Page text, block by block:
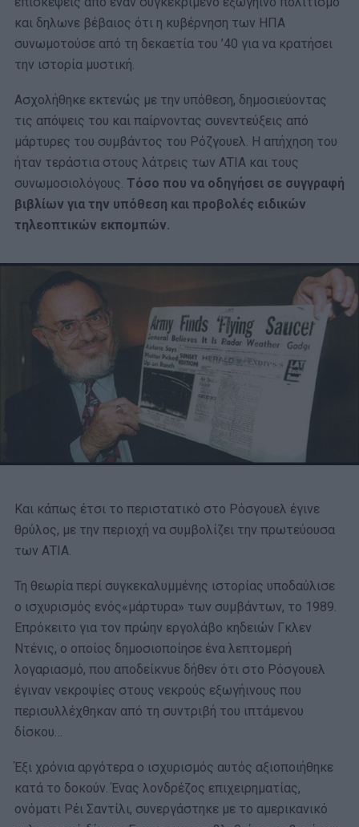
και δηλωνε βέβαιος ότι η κυβέρνηση των ΗΠΑ
συνωμοτούσε από τη δεκαετία του ’40 για να κρατήσει
την ιστορία μυστική.
Ασχολήθηκε εκτενώς με την υπόθεση, δημοσιεύοντας
τις απόψεις του και παίρνοντας συνεντεύξεις από
μάρτυρες του συμβάντος του Ρόζγουελ. Η απήχηση του
ήταν τεράστια στους λάτρεις των ΑΤΙΑ και τους
συνωμοσιολόγους. Τόσο που να οδηγήσει σε συγγραφή
βιβλίων για την υπόθεση και προβολές ειδικών
τηλεοπτικών εκπομπών.
Και κάπως έτσι το περιστατικό στο Ρόσγουελ έγινε
θρύλος, με την περιοχή να συμβολίζει την πρωτεύουσα
των ΑΤΙΑ.
Τη θεωρία περί συγκεκαλυμμένης ιστορίας υποδαύλισε
ο ισχυρισμός ενός«μάρτυρα» των συμβάντων, το 1989.
Επρόκειτο για τον πρώην εργολάβο κηδειών Γκλεν
Ντένις, ο οποίος δημοσιοποίησε ένα λεπτομερή
λογαριασμό, που αποδείκνυε δήθεν ότι στο Ρόσγουελ
έγιναν νεκροψίες στους νεκρούς εξωγήινους που
περισυλλέχθηκαν από τη συντριβή του ιπτάμενου
δίσκου…
Έξι χρόνια αργότερα ο ισχυρισμός αυτός αξιοποιήθηκε
κατά το δοκούν. Ένας λονδρέζος επιχειρηματίας,
ονόματι Ρέι Σαντίλι, συνεργάστηκε με το αμερικανικό